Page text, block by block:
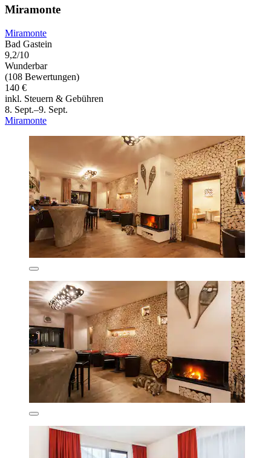
Miramonte
Miramonte
Bad Gastein
9,2/10
Wunderbar
(108 Bewertungen)
140 €
inkl. Steuern & Gebühren
8. Sept.–9. Sept.
Miramonte